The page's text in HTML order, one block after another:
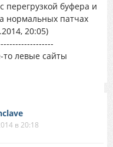
перегрузкой буфера и
нормальных патчах
20:05)
левые сайты
в 20:18